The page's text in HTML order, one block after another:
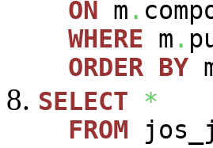
ON m .
WHERE m .
ORDER BY
SELECT
*
FROM